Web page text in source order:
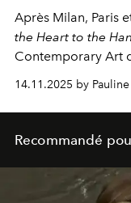
Après Milan, Paris
the Heart to the
Contemporary Art
italienne du style
14.11.2025 by
Recommandé